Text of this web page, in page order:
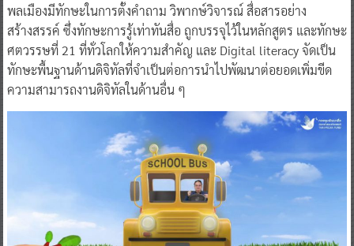
พลเมืองมีทักษะในการตั้งคําถาม วิพากษ์วิจารณ์ สื่อสารอย่าง
สร้างสรรค์ ซึ่งทักษะการรู้เท่าทันสื่อ ถูกบรรจุไว้ในหลักสูตร และทักษะ
ศตวรรษที่ 21 ที่ทั่วโลกให้ความสําคัญ และ Digital literacy จัดเป็น
ทักษะพื้นฐานด้านดิจิทัลที่จำเป็นต่อการนำไปพัฒนาต่อยอดเพิ่มขีด
ความสามารถงานดิจิทัลในด้านอื่น ๆ